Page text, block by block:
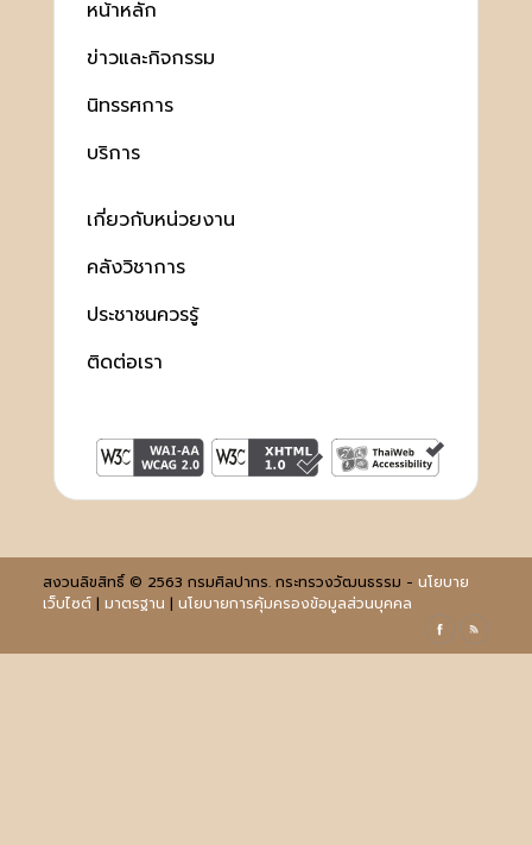
หน้าหลัก
ข่าวและกิจกรรม
นิทรรศการ
บริการ
เกี่ยวกับหน่วยงาน
คลังวิชาการ
ประชาชนควรรู้
ติดต่อเรา
สงวนลิขสิทธิ์ © 2563 กรมศิลปากร. กระทรวงวัฒนธรรม - นโยบาย
เว็บไซต์| มาตรฐาน | นโยบายการคุ้มครองข้อมูลส่วนบุคคล